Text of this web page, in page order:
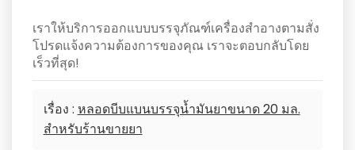
เราให้บริการออกแบบบรรจุภัณฑ์เครื่องสำอางตามสั่ง
โปรดแจ้งความต้องการของคุณ เราจะตอบกลับโดย
เร็วที่สุด!
เรื่อง : หลอดบีบแบนบรรจุน้ำมันยาขนาด 20 มล.
สำหรับร้านขายยา